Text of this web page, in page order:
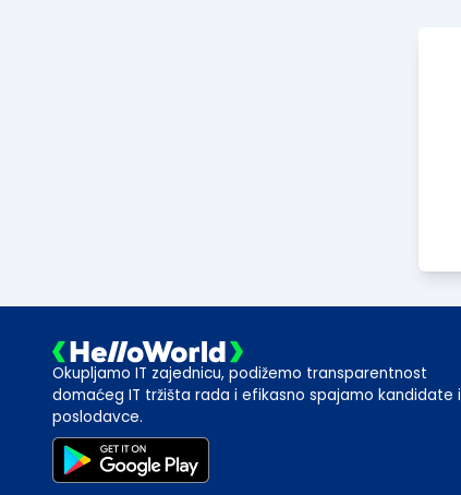
Okupljamo IT zajednicu, podižemo transparentnost
domaćeg IT tržišta rada i efikasno spajamo kandidate i
poslodavce.